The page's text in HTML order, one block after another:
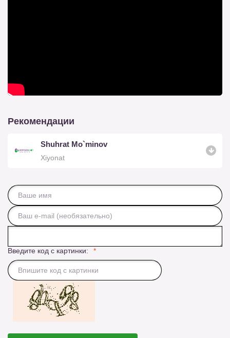
Рекомендации
Shuhrat Mo`minov
Xiyonat
Введите код с картинки: